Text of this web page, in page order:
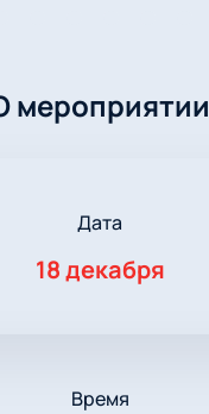
мероприятии
Дата
18 декабря
Время